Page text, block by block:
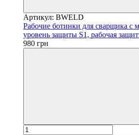
Артикул: BWELD
Рабочие ботинки для сварщика с
уровень защиты S1, рабочая
980 грн